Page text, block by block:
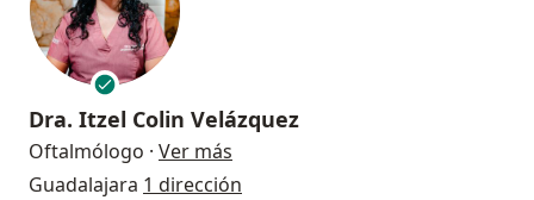
Dra. Itzel Colin Velázquez
Oftalmólogo · Ver más
Guadalajara 1 dirección